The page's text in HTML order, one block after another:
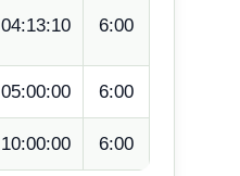
04:13:10 6:00
05:00:00 6:00
10:00:00 6:00